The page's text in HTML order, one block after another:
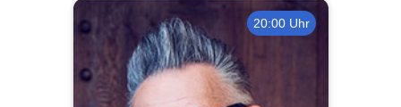
20:00 Uhr